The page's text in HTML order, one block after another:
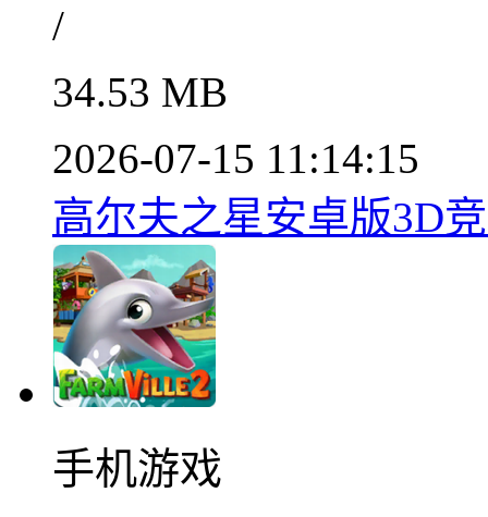
/
34.53 MB
2026-07-15 11:14:15
高尔夫之星安卓版3D
手机游戏